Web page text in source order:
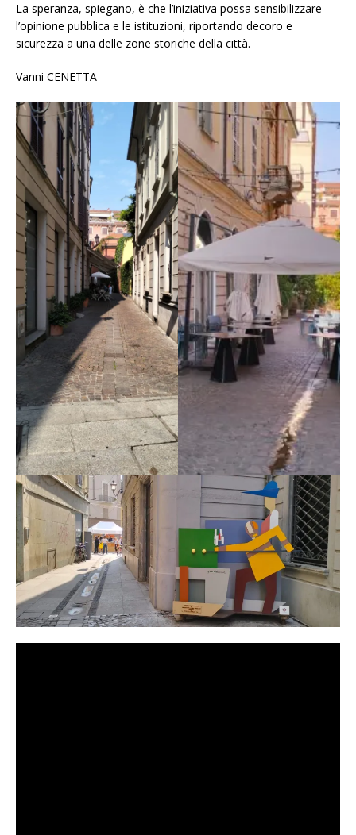
La speranza, spiegano, è che l’iniziativa possa sensibilizzare
l’opinione pubblica e le istituzioni, riportando decoro e
sicurezza a una delle zone storiche della città.
Vanni CENETTA